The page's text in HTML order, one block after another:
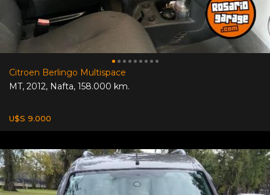
Citroen Berlingo Multispace
MT, 2012, Nafta, 158.000 km.
U$S 9.000